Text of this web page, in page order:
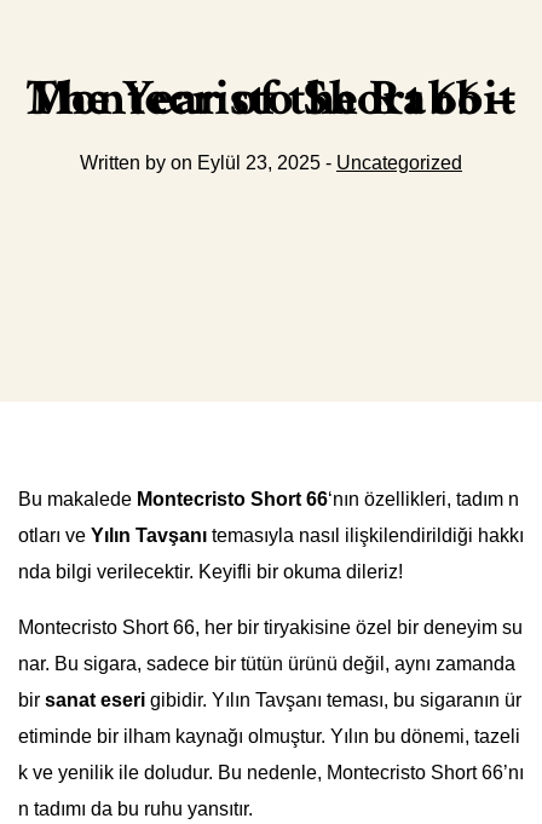
Montecristo Short 66 – The Year of the Rabbit
Written by on Eylül 23, 2025 - Uncategorized
Bu makalede Montecristo Short 66‘nın özellikleri, tadım n
otları ve Yılın Tavşanı temasıyla nasıl ilişkilendirildiği hakkı
nda bilgi verilecektir. Keyifli bir okuma dileriz!
Montecristo Short 66, her bir tiryakisine özel bir deneyim su
nar. Bu sigara, sadece bir tütün ürünü değil, aynı zamanda
bir sanat eseri gibidir. Yılın Tavşanı teması, bu sigaranın ür
etiminde bir ilham kaynağı olmuştur. Yılın bu dönemi, tazeli
k ve yenilik ile doludur. Bu nedenle, Montecristo Short 66’nı
n tadımı da bu ruhu yansıtır.